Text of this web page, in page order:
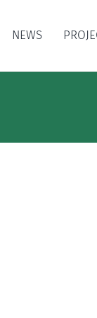
NEWS